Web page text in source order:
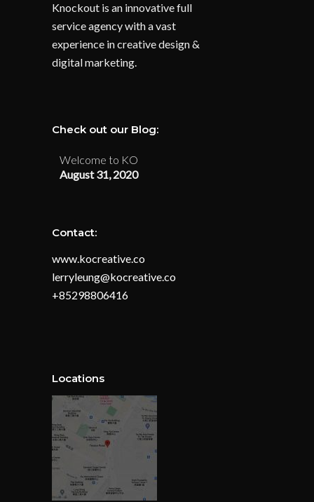
Knockout is an innovative full
service agency with a vast
experience in creative design &
digital marketing.
Check out our Blog:
Welcome to KO
August 31, 2020
Contact:
www.kocreative.co
lerryleung@kocreative.co
+85298806416
Locations